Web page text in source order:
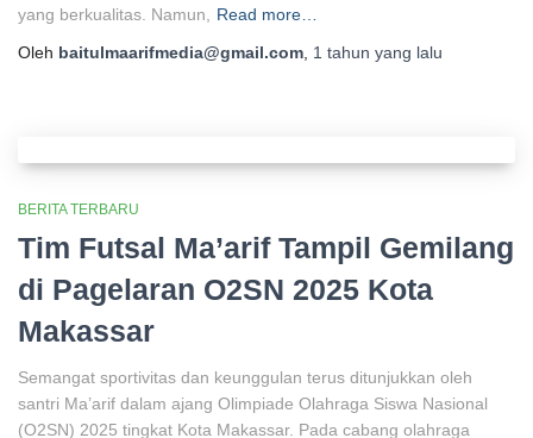
yang berkualitas. Namun, Read more…
Oleh baitulmaarifmedia@gmail.com, 1 tahun yang lalu
BERITA TERBARU
Tim Futsal Ma’arif Tampil Gemilang
di Pagelaran O2SN 2025 Kota
Makassar
Semangat sportivitas dan keunggulan terus ditunjukkan oleh
santri Ma’arif dalam ajang Olimpiade Olahraga Siswa Nasional
(O2SN) 2025 tingkat Kota Makassar. Pada cabang olahraga